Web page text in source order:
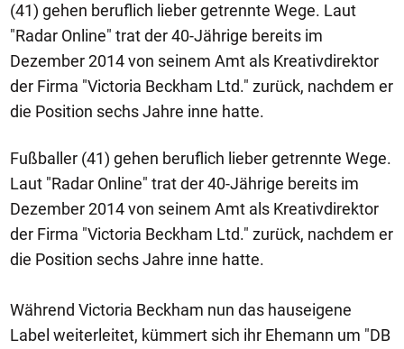
(41) gehen beruflich lieber getrennte Wege. Laut
"Radar Online" trat der 40-Jährige bereits im
Dezember 2014 von seinem Amt als Kreativdirektor
der Firma "Victoria Beckham Ltd." zurück, nachdem er
die Position sechs Jahre inne hatte.
Fußballer (41) gehen beruflich lieber getrennte Wege.
Laut "Radar Online" trat der 40-Jährige bereits im
Dezember 2014 von seinem Amt als Kreativdirektor
der Firma "Victoria Beckham Ltd." zurück, nachdem er
die Position sechs Jahre inne hatte.
Während Victoria Beckham nun das hauseigene
Label weiterleitet, kümmert sich ihr Ehemann um "DB